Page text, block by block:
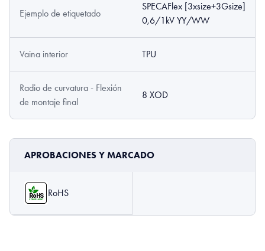
Ejemplo de etiquetado
SPECAFlex [3xsize+3Gsize]
0,6/1kV YY/WW
Vaina interior TPU
Radio de curvatura - Flexión
de montaje final
8 XOD
APROBACIONES Y MARCADO
RoHS